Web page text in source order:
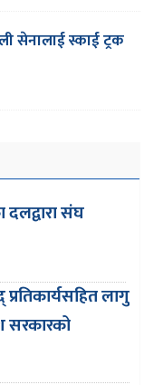
सेनालाई स्काई ट्रक
संघ
लागु
सरकारको